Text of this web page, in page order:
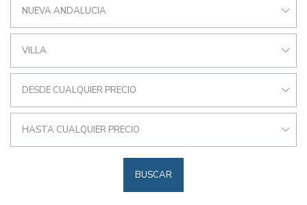
NUEVA ANDALUCIA
VILLA
DESDE CUALQUIER PRECIO
HASTA CUALQUIER PRECIO
BUSCAR